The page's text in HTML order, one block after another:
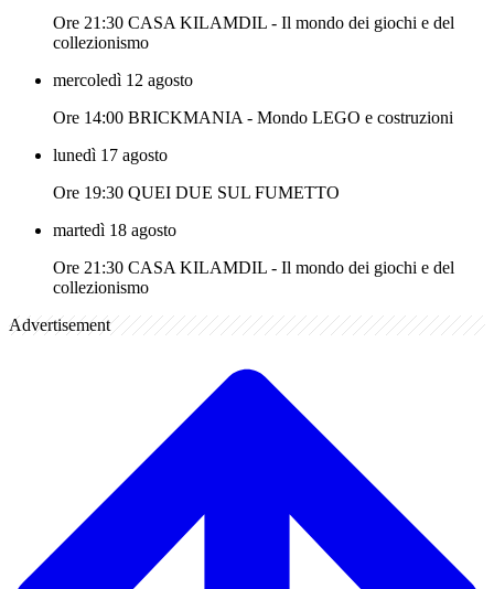
Ore 21:30 CASA KILAMDIL - Il mondo dei giochi e del
collezionismo
mercoledì 12 agosto
Ore 14:00 BRICKMANIA - Mondo LEGO e costruzioni
lunedì 17 agosto
Ore 19:30 QUEI DUE SUL FUMETTO
martedì 18 agosto
Ore 21:30 CASA KILAMDIL - Il mondo dei giochi e del
collezionismo
Advertisement